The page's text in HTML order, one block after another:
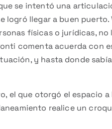
se intentó una
logró llegar a buen puerto.
físicas o jurídicas, no
comenta acuerda con
y hasta donde
el que otorgó el espacio a
realice un